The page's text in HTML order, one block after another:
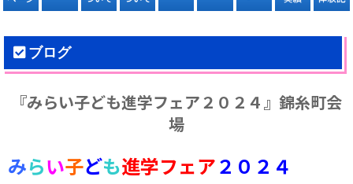
ブログ
『みらい子ども進学フェア２０２４』錦糸町会
場
みらい子ども進学フェア２０２４